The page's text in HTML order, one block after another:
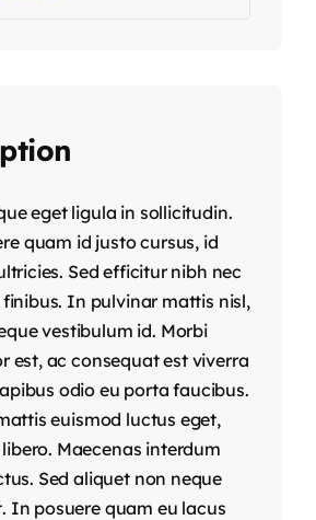
eget ligula in sollicitudin.
quam id justo cursus, id
Sed efficitur nibh nec
In pulvinar mattis nisl,
vestibulum id. Morbi
est, ac consequat est viverra
odio eu porta faucibus.
euismod luctus eget,
Maecenas interdum
Sed aliquet non neque
In posuere quam eu lacus